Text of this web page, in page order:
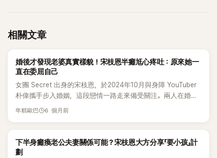
相關文章
K-POP
婚後才發現老婆真實樣貌！宋枝恩半癱尪心疼吐：原來她一
直在委屈自己
女團 Secret 出身的宋枝恩，於2024年10月與身障 YouTuber
朴偉攜手步入婚姻，這段戀情一路走來備受關注。兩人在婚前
頻頻合體登上綜藝節目，甜蜜互動羨煞眾人，也被外界視為「現
活動能力，並持續以創作者身分活躍。兩人跨越身體與現實考
驗的愛情故事，至今仍讓不少粉絲感動不已。 婚後生活如何，
年糕歐巴 6 個月前
K-POP
下半身癱瘓老公夫妻關係可能？宋枝恩大方分享「要小孩」計
劃